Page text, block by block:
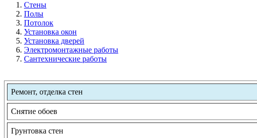
Стены
Полы
Потолок
Установка окон
Установка дверей
Электромонтажные работы
Сантехнические работы
Ремонт, отделка стен
Снятие обоев
Грунтовка стен